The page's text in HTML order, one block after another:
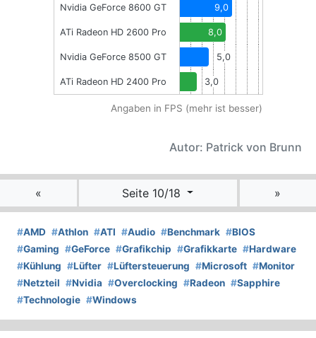
Nvidia GeForce 8600 GT 9,0
ATi Radeon HD 2600 Pro 8,0
Nvidia GeForce 8500 GT 5,0
ATi Radeon HD 2400 Pro 3,0
Angaben in FPS (mehr ist besser)
Autor: Patrick von Brunn
« Seite 10/18 »
#AMD #Athlon #ATI #Audio #Benchmark #BIOS
#Gaming #GeForce #Grafikchip #Grafikkarte #Hardware
#Kühlung #Lüfter #Lüftersteuerung #Microsoft #Monitor
#Netzteil #Nvidia #Overclocking #Radeon #Sapphire
#Technologie #Windows